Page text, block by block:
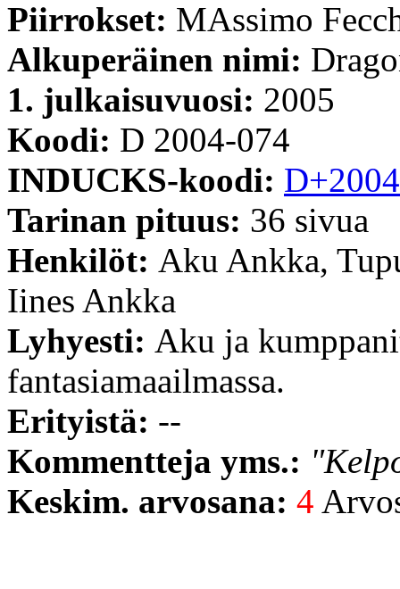
Piirrokset: MAssimo
Alkuperäinen nimi:
1. julkaisuvuosi: 2005
Koodi: D 2004-074
INDUCKS-koodi:
Tarinan pituus: 36 sivua
Henkilöt: Aku Ankka,
Iines Ankka
Lyhyesti: Aku ja
fantasiamaailmassa.
Erityistä: --
Kommentteja yms.:
Keskim. arvosana: 4